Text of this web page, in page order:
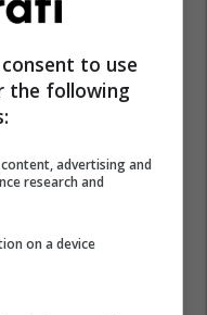
to use
the following
advertising and
research and
on a device